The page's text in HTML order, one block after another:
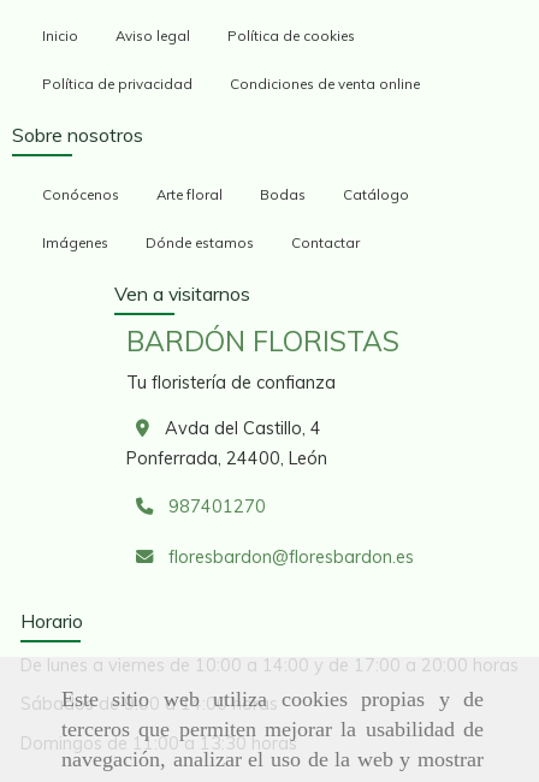
Este sitio web utiliza cookies propias y de
terceros que permiten mejorar la usabilidad de
navegación, analizar el uso de la web y mostrar
Inicio Aviso legal Política de cookies
Política de privacidad Condiciones de venta online
Sobre nosotros
Conócenos Arte floral Bodas Catálogo
Imágenes Dónde estamos Contactar
Ven a visitarnos
BARDÓN FLORISTAS
Tu floristería de confianza
Avda del Castillo, 4
Ponferrada, 24400, León
987401270
floresbardon floresbardon.es
Horario
De lunes a viernes de 10:00 a 14:00 y de 17:00 a 20:00 horas
Sábados de 9:00 a 14:00 horas
Domingos de 11:00 a 13:30 horas